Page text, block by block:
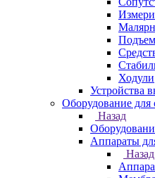
Ходули
Устройства
Оборудование для
Назад
Аппараты
Назад